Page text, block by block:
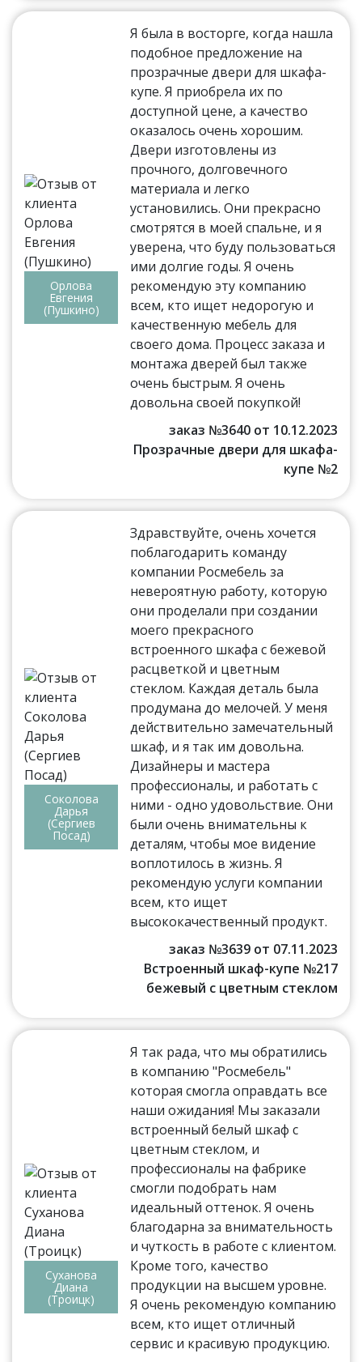
Орлова
Евгения
(Пушкино)
Я была в восторге, когда нашла
подобное предложение на
прозрачные двери для шкафа-
купе. Я приобрела их по
доступной цене, а качество
оказалось очень хорошим.
Двери изготовлены из
прочного, долговечного
материала и легко
установились. Они прекрасно
смотрятся в моей спальне, и я
уверена, что буду пользоваться
ими долгие годы. Я очень
рекомендую эту компанию
всем, кто ищет недорогую и
качественную мебель для
своего дома. Процесс заказа и
монтажа дверей был также
очень быстрым. Я очень
довольна своей покупкой!
заказ №3640 от 10.12.2023
Прозрачные двери для шкафа-
купе №2
Соколова
Дарья
(Сергиев
Посад)
Здравствуйте, очень хочется
поблагодарить команду
компании Росмебель за
невероятную работу, которую
они проделали при создании
моего прекрасного
встроенного шкафа с бежевой
расцветкой и цветным
стеклом. Каждая деталь была
продумана до мелочей. У меня
действительно замечательный
шкаф, и я так им довольна.
Дизайнеры и мастера
профессионалы, и работать с
ними - одно удовольствие. Они
были очень внимательны к
деталям, чтобы мое видение
воплотилось в жизнь. Я
рекомендую услуги компании
всем, кто ищет
высококачественный продукт.
заказ №3639 от 07.11.2023
Встроенный шкаф-купе №217
бежевый с цветным стеклом
Суханова
Диана
(Троицк)
Я так рада, что мы обратились
в компанию "Росмебель"
которая смогла оправдать все
наши ожидания! Мы заказали
встроенный белый шкаф с
цветным стеклом, и
профессионалы на фабрике
смогли подобрать нам
идеальный оттенок. Я очень
благодарна за внимательность
и чуткость в работе с клиентом.
Кроме того, качество
продукции на высшем уровне.
Я очень рекомендую компанию
всем, кто ищет отличный
сервис и красивую продукцию.